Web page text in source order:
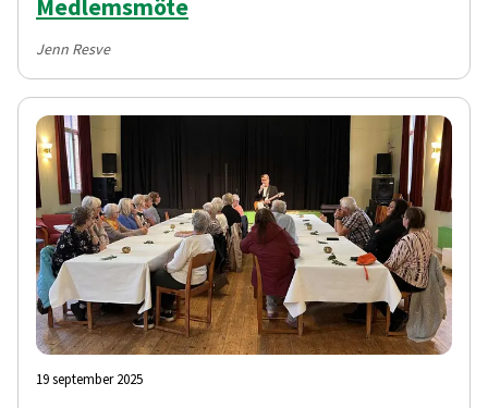
Medlemsmöte
Jenn Resve
19 september 2025